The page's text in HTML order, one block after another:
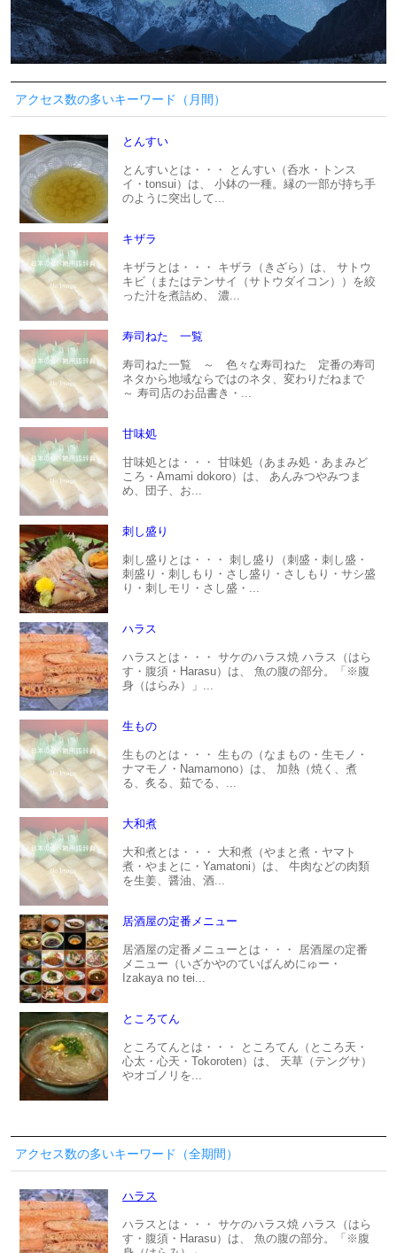
アクセス数の多いキーワード（月間）
とんすい
とんすいとは・・・ とんすい（呑水・トンス
イ・tonsui）は、 小鉢の一種。縁の一部が持ち手
のように突出して...
キザラ
キザラとは・・・ キザラ（きざら）は、 サトウ
キビ（またはテンサイ（サトウダイコン））を絞
った汁を煮詰め、 濃...
寿司ねた 一覧
寿司ねた一覧 ～ 色々な寿司ねた 定番の寿司
ネタから地域ならではのネタ、変わりだねまで
～ 寿司店のお品書き・...
甘味処
甘味処とは・・・ 甘味処（あまみ処・あまみど
ころ・Amami dokoro）は、 あんみつやみつま
め、団子、お...
刺し盛り
刺し盛りとは・・・ 刺し盛り（刺盛・刺し盛・
刺盛り・刺しもり・さし盛り・さしもり・サシ盛
り・刺しモリ・さし盛・...
ハラス
ハラスとは・・・ サケのハラス焼 ハラス（はら
す・腹須・Harasu）は、 魚の腹の部分。「※腹
身（はらみ）」...
生もの
生ものとは・・・ 生もの（なまもの・生モノ・
ナマモノ・Namamono）は、 加熱（焼く、煮
る、炙る、茹でる、...
大和煮
大和煮とは・・・ 大和煮（やまと煮・ヤマト
煮・やまとに・Yamatoni）は、 牛肉などの肉類
を生姜、醤油、酒...
居酒屋の定番メニュー
居酒屋の定番メニューとは・・・ 居酒屋の定番
メニュー（いざかやのていばんめにゅー・
Izakaya no tei...
ところてん
ところてんとは・・・ ところてん（ところ天・
心太・心天・Tokoroten）は、 天草（テングサ）
やオゴノリを...
アクセス数の多いキーワード（全期間）
ハラス
ハラスとは・・・ サケのハラス焼 ハラス（はら
す・腹須・Harasu）は、 魚の腹の部分。「※腹